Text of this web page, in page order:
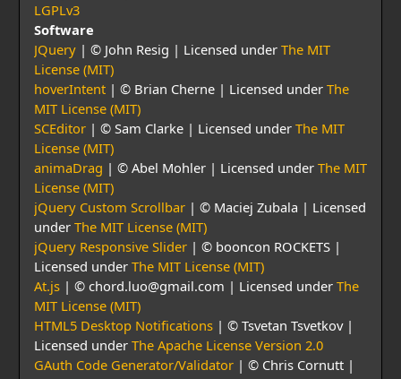
LGPLv3
Software
JQuery | © John Resig | Licensed under The MIT
License (MIT)
hoverIntent | © Brian Cherne | Licensed under The
MIT License (MIT)
SCEditor | © Sam Clarke | Licensed under The MIT
License (MIT)
animaDrag | © Abel Mohler | Licensed under The MIT
License (MIT)
jQuery Custom Scrollbar | © Maciej Zubala | Licensed
under The MIT License (MIT)
jQuery Responsive Slider | © booncon ROCKETS |
Licensed under The MIT License (MIT)
At.js | © chord.luo@gmail.com | Licensed under The
MIT License (MIT)
HTML5 Desktop Notifications | © Tsvetan Tsvetkov |
Licensed under The Apache License Version 2.0
GAuth Code Generator/Validator | © Chris Cornutt |